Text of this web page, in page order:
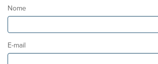
Nome
E-mail